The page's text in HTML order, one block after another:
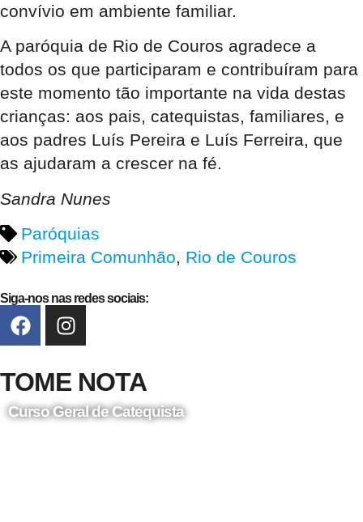
convívio em ambiente familiar.
A paróquia de Rio de Couros agradece a
todos os que participaram e contribuíram para
este momento tão importante na vida destas
crianças: aos pais, catequistas, familiares, e
aos padres Luís Pereira e Luís Ferreira, que
as ajudaram a crescer na fé.
Sandra Nunes
Paróquias
Primeira Comunhão, Rio de Couros
Siga-nos nas redes sociais:
TOME NOTA
Curso Geral de Catequista